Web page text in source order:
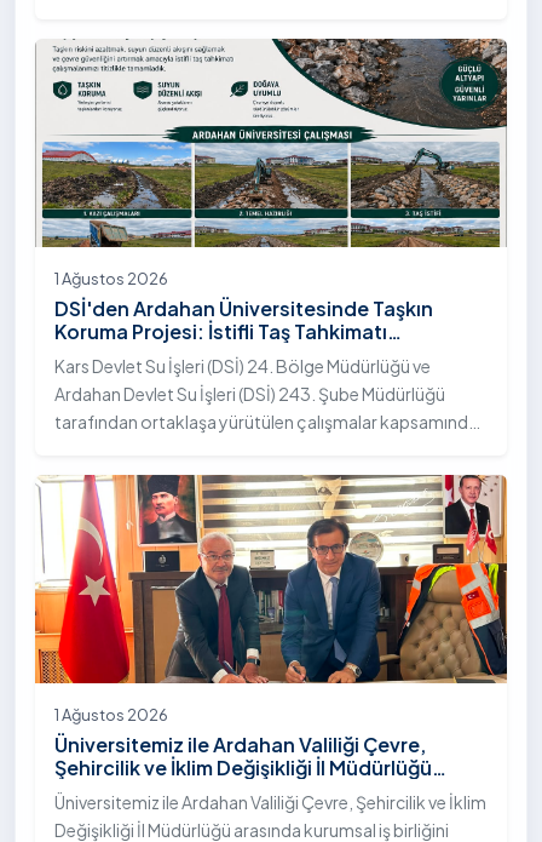
Emiroğlu Hanımefendi eşlik etti.
1 Ağustos 2026
DSİ'den Ardahan Üniversitesinde Taşkın
Koruma Projesi: İstifli Taş Tahkimatı
Çalışmaları Tamamlandı
Kars Devlet Su İşleri (DSİ) 24. Bölge Müdürlüğü ve
Ardahan Devlet Su İşleri (DSİ) 243. Şube Müdürlüğü
tarafından ortaklaşa yürütülen çalışmalar kapsamında,
"İstifli Taş Tahkimatı" projesi titizlikle tamamlandı.
1 Ağustos 2026
Üniversitemiz ile Ardahan Valiliği Çevre,
Şehircilik ve İklim Değişikliği İl Müdürlüğü
Arasında İş Birliği Protokolü İmzalandı
Üniversitemiz ile Ardahan Valiliği Çevre, Şehircilik ve İklim
Değişikliği İl Müdürlüğü arasında kurumsal iş birliğini